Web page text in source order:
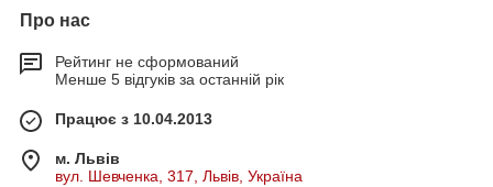
Про нас
Рейтинг не сформований
Менше 5 відгуків за останній рік
Працює з 10.04.2013
м. Львів
вул. Шевченка, 317, Львів, Україна